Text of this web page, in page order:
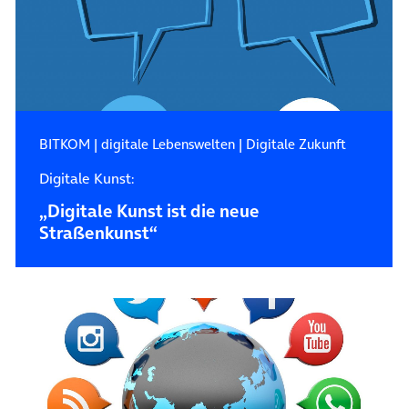
BITKOM | digitale Lebenswelten| Digitale Zukunft
Digitale Kunst:
„Digitale Kunst ist die neue
Straßenkunst“